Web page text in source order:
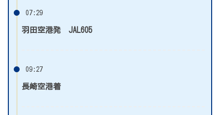
07:29
羽田空港発 JAL605
09:27
長崎空港着